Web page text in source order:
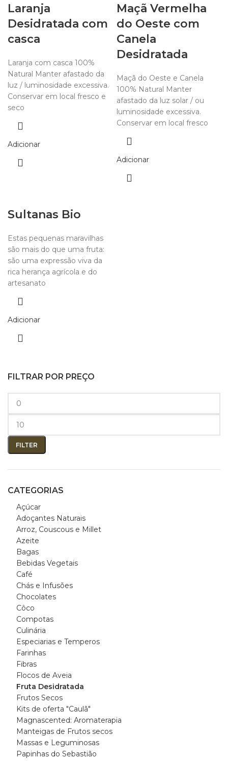
FILTRAR POR PREÇO
FILTER
CATEGORIAS
Açúcar
Adoçantes Naturais
Arroz, Couscous e Millet
Azeite
Bagas
Bebidas Vegetais
Café
Chás e Infusões
Chocolates
Côco
Compotas
Culinária
Especiarias e Temperos
Farinhas
Fibras
Flocos de Aveia
Fruta Desidratada
Frutos Secos
Kits de oferta "Caulã"
Magnascented: Aromaterapia
Manteigas de Frutos secos
Massas e Leguminosas
Papinhas do Sebastião
Laranja
Desidratada com
casca
Laranja com casca 100%
Natural Manter afastado da
luz / luminosidade excessiva.
Conservar em local fresco e
seco
Adicionar
Maçã Vermelha
do Oeste com
Canela
Desidratada
Maçã do Oeste e Canela
100% Natural Manter
afastado da luz solar / ou
luminosidade excessiva.
Conservar em local fresco
Adicionar
Sultanas Bio
Estas pequenas maravilhas
são mais do que uma fruta:
são uma expressão viva da
rica herança agrícola e do
artesanato
Adicionar